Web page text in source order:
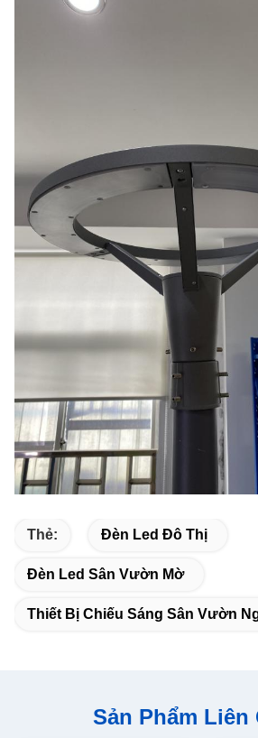
Thẻ: Đèn Led Đô Thị
Đèn Led Sân Vườn Mờ
Thiết Bị Chiếu Sáng Sân Vườn
Sản Phẩm Liên